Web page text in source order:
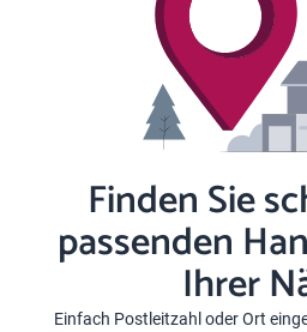
Finden Sie
passenden
Ihrer
Einfach Postleitzahl oder Ort